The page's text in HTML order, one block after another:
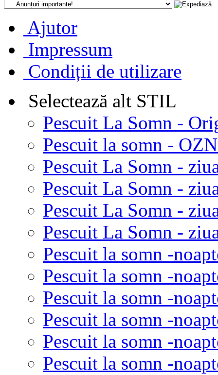
Ajutor
Impressum
Condiții de utilizare
Selectează alt STIL
Pescuit La Somn -
Pescuit la somn -
Pescuit La Somn -
Pescuit La Somn -
Pescuit La Somn -
Pescuit La Somn -
Pescuit la somn -
Pescuit la somn -
Pescuit la somn -
Pescuit la somn -
Pescuit la somn -
Pescuit la somn -